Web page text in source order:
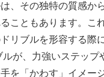
、その独特の質感か
こともあります。こ
リブルを形容する際
が、力強いステップ
を「かわす」イメー